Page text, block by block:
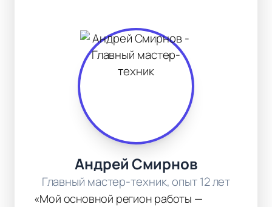
Андрей Смирнов
Главный мастер-техник, опыт 12 лет
«Мой основной регион работы —